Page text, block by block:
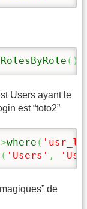
( )
Users ayant le
est “toto2”
where (
( 'Users' ,
de